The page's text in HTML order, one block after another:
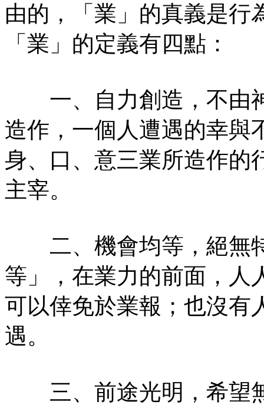
由的，「業」的真義是行
「業」的定義有四點：
一、自力創造，不由
造作，一個人遭遇的幸與
身、口、意三業所造作的
主宰。
二、機會均等，絕無
等」，在業力的前面，人
可以倖免於業報；也沒有
遇。
三、前途光明，希望